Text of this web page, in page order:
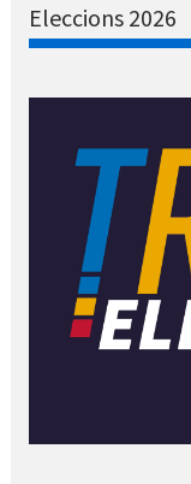
Eleccions 2026